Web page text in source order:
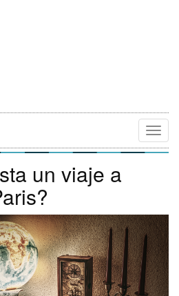
un viaje a